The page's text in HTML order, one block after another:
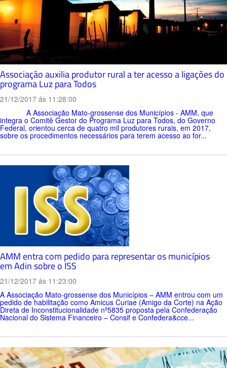
Associação auxilia produtor rural a ter acesso a ligações do
programa Luz para Todos
21/12/2017 ás 11:28:00
A Associação Mato-grossense dos Municípios - AMM, que
integra o Comitê Gestor do Programa Luz para Todos, do Governo
Federal, orientou cerca de quatro mil produtores rurais, em 2017,
sobre os procedimentos necessários para terem acesso ao for...
AMM entra com pedido para representar os municípios
em Adin sobre o ISS
21/12/2017 ás 11:23:00
A Associação Mato-grossense dos Municípios – AMM entrou com um
pedido de habilitação como Amicus Curiae (Amigo da Corte) na Ação
Direta de Inconstitucionalidade nº5835 proposta pela Confederação
Nacional do Sistema Financeiro – Consif e Confedera&cce...